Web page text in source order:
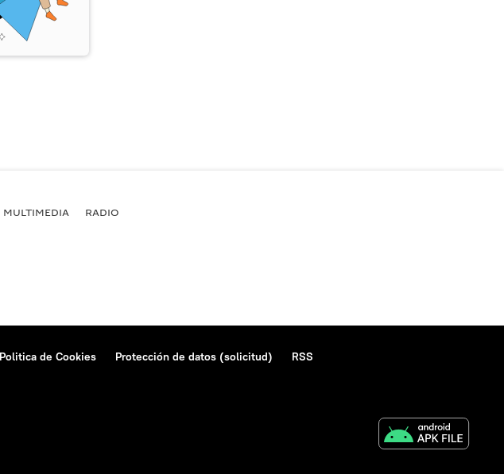
MULTIMEDIA RADIO
Politica de Cookies Protección de datos (solicitud)
RSS